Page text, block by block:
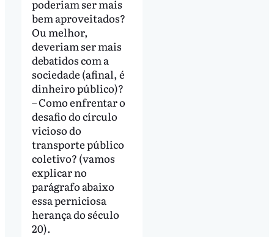
poderiam ser mais
bem aproveitados?
Ou melhor,
deveriam ser mais
debatidos com a
sociedade (afinal, é
dinheiro público)?
– Como enfrentar o
desafio do círculo
vicioso do
transporte público
coletivo? (vamos
explicar no
parágrafo abaixo
essa perniciosa
herança do século
20).